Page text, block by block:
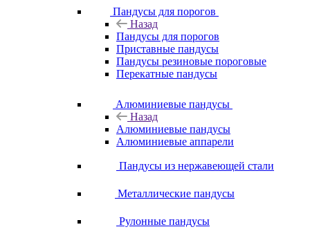
Пандусы для порогов
Назад
Пандусы для порогов
Приставные пандусы
Пандусы резиновые пороговые
Перекатные пандусы
Алюминиевые пандусы
Назад
Алюминиевые пандусы
Алюминиевые аппарели
Пандусы из нержавеющей стали
Металлические пандусы
Рулонные пандусы